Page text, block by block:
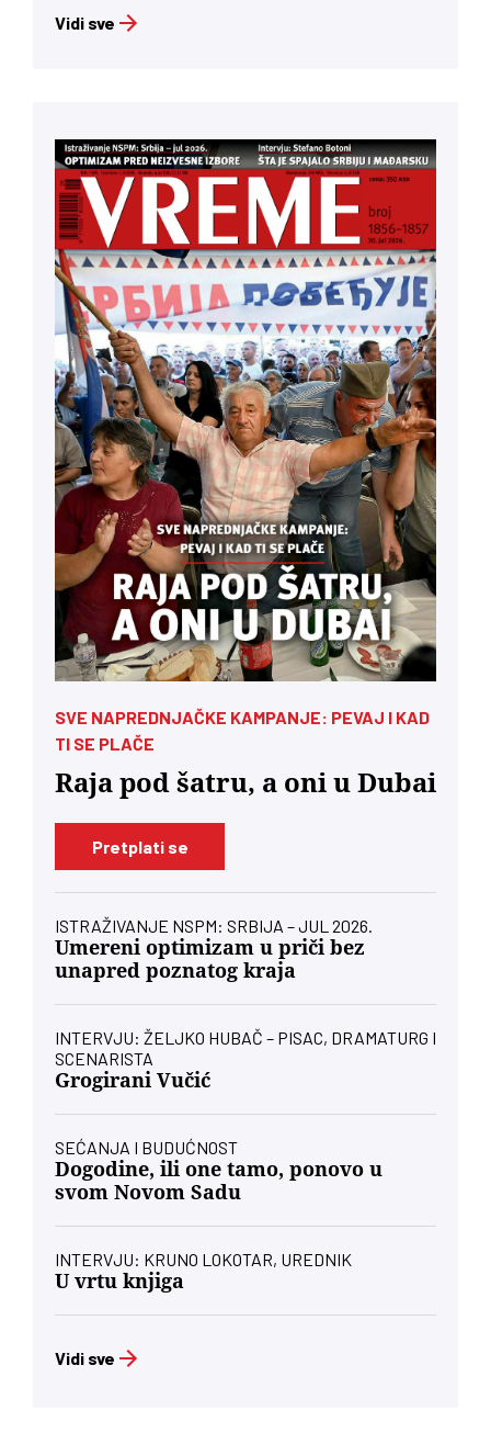
Vidi sve
SVE NAPREDNJAČKE KAMPANJE: PEVAJ I KAD
TI SE PLAČE
Raja pod šatru, a oni u Dubai
Pretplati se
ISTRAŽIVANJE NSPM: SRBIJA – JUL 2026.
Umereni optimizam u priči bez
unapred poznatog kraja
INTERVJU: ŽELJKO HUBAČ – PISAC, DRAMATURG I
SCENARISTA
Grogirani Vučić
SEĆANJA I BUDUĆNOST
Dogodine, ili one tamo, ponovo u
svom Novom Sadu
INTERVJU: KRUNO LOKOTAR, UREDNIK
U vrtu knjiga
Vidi sve